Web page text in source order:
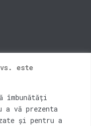
este
îmbunătăți
a vă prezenta
și pentru a